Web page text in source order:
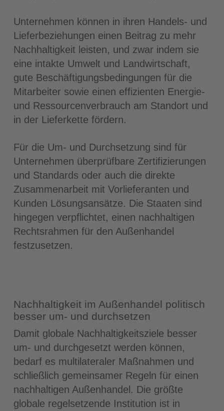
Unternehmen können in ihren Handels- und
Lieferbeziehungen einen Beitrag zu mehr
Nachhaltigkeit leisten, und zwar indem sie
eine intakte Umwelt und Landwirtschaft,
gute Beschäftigungsbedingungen für die
Mitarbeiter sowie einen effizienten Energie-
und Ressourcenverbrauch am Standort und
in der Lieferkette fördern.
Für die Um- und Durchsetzung sind für
Unternehmen überprüfbare Zertifizierungen
und Standards oder auch die direkte
Zusammenarbeit mit Vorlieferanten und
Kunden Lösungsansätze. Die Staaten sind
hingegen verpflichtet, einen nachhaltigen
Rechtsrahmen für den Außenhandel
festzusetzen.
Nachhaltigkeit im Außenhandel politisch
besser um- und durchsetzen
Damit globale Nachhaltigkeitsziele besser
um- und durchgesetzt werden können,
bedarf es multilateraler Maßnahmen und
schließlich gemeinsamer Regeln für einen
nachhaltigen Außenhandel. Die größte
globale regelsetzende Institution ist in